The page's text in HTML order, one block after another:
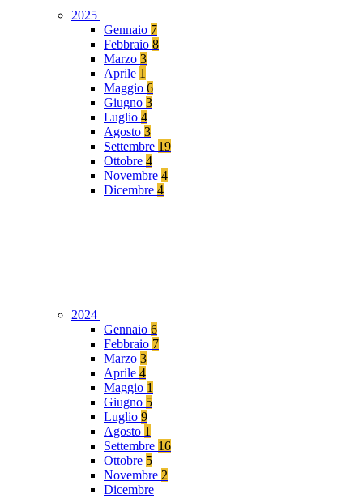
2025
Gennaio 7
Febbraio 8
Marzo 3
Aprile 1
Maggio 6
Giugno 3
Luglio 4
Agosto 3
Settembre 19
Ottobre 4
Novembre 4
Dicembre 4
2024
Gennaio 6
Febbraio 7
Marzo 3
Aprile 4
Maggio 1
Giugno 5
Luglio 9
Agosto 1
Settembre 16
Ottobre 5
Novembre 2
Dicembre